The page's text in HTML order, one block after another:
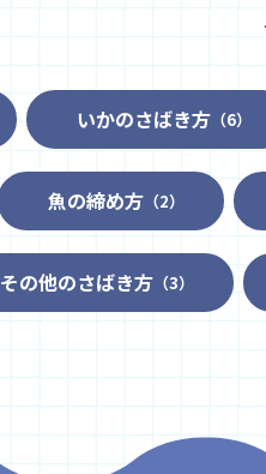
いかのさばき方 （6）
魚の締め方 （2）
その他のさばき方 （3）